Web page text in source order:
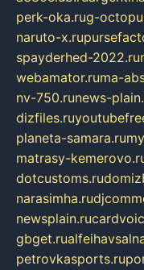
perk-oka.rug-
naruto-x.ru
spayderhed-2022.ru
webamator.ruma-
nv-750.runews-
dizfiles.ru
planeta-samara.ru
matrasy-
dotcustoms.ru
narasimha.ru
newsplain.ru
gbget.ru
petrovkasports.ru